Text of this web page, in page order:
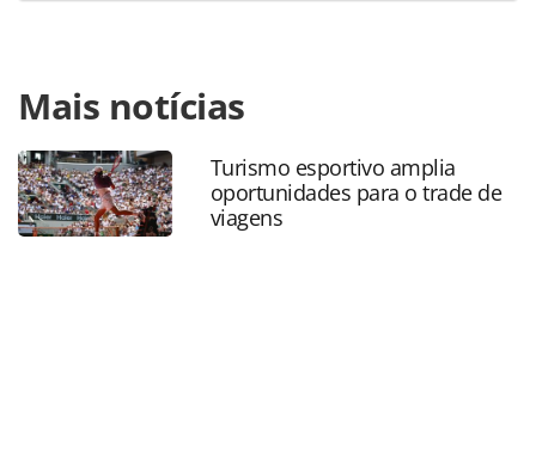
https://www.panrotas.com.br/mercado/cruzeiros/2024/
conclui-instalacao-de-cabines-no-navio-disney-treasure-
veja-fotos_207331.html ou as ferramentas oferecidas na
página. Todo o conteúdo produzido pela PANROTAS
Editora é protegido pela legislação brasileira sobre direito
autoral. Não reproduza o conteúdo sem autorização da
Mais notícias
Turismo esportivo amplia
oportunidades para o trade de
viagens